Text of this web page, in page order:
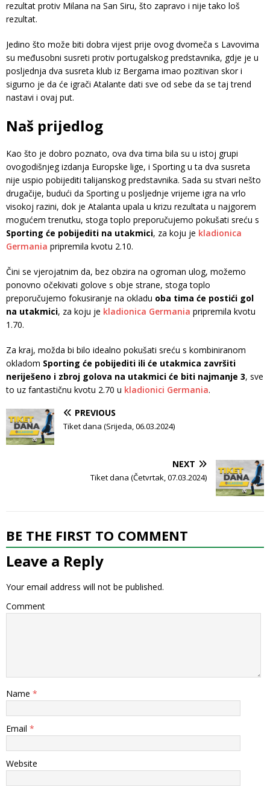
rezultat protiv Milana na San Siru, što zapravo i nije tako loš
rezultat.
Jedino što može biti dobra vijest prije ovog dvomeča s Lavovima
su međusobni susreti protiv portugalskog predstavnika, gdje je u
posljednja dva susreta klub iz Bergama imao pozitivan skor i
sigurno je da će igrači Atalante dati sve od sebe da se taj trend
nastavi i ovaj put.
Naš prijedlog
Kao što je dobro poznato, ova dva tima bila su u istoj grupi
ovogodišnjeg izdanja Europske lige, i Sporting u ta dva susreta
nije uspio pobijediti talijanskog predstavnika. Sada su stvari nešto
drugačije, budući da Sporting u posljednje vrijeme igra na vrlo
visokoj razini, dok je Atalanta upala u krizu rezultata u najgorem
mogućem trenutku, stoga toplo preporučujemo pokušati sreću s
Sporting će pobijediti na utakmici, za koju je kladionica
Germania pripremila kvotu 2.10.
Čini se vjerojatnim da, bez obzira na ogroman ulog, možemo
ponovno očekivati golove s obje strane, stoga toplo
preporučujemo fokusiranje na okladu oba tima će postići gol
na utakmici, za koju je kladionica Germania pripremila kvotu
1.70.
Za kraj, možda bi bilo idealno pokušati sreću s kombiniranom
okladom Sporting će pobijediti ili će utakmica završiti
neriješeno i zbroj golova na utakmici će biti najmanje 3, sve
to uz fantastičnu kvotu 2.70 u kladionici Germania.
PREVIOUS
Tiket dana (Srijeda, 06.03.2024)
NEXT
Tiket dana (Četvrtak, 07.03.2024)
BE THE FIRST TO COMMENT
Leave a Reply
Your email address will not be published.
Comment
Name *
Email *
Website